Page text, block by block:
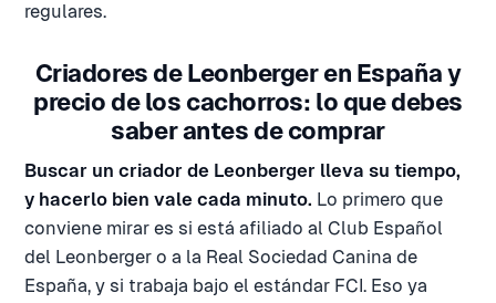
regulares.
Criadores de Leonberger en España y
precio de los cachorros: lo que debes
saber antes de comprar
Buscar un criador de Leonberger lleva su tiempo,
y hacerlo bien vale cada minuto. Lo primero que
conviene mirar es si está afiliado al Club Español
del Leonberger o a la Real Sociedad Canina de
España, y si trabaja bajo el estándar FCI. Eso ya